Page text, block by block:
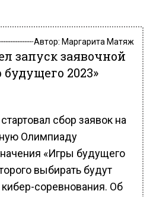
Автор: Маргарита Матяж
запуск заявочной
2023»
сбор заявок на
Олимпиаду
«Игры будущего
выбирать будут
соревнования. Об